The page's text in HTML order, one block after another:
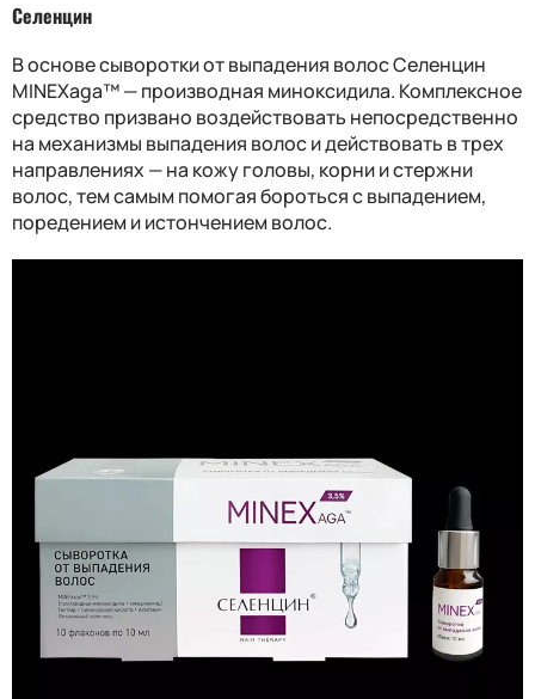
Селенцин
В основе сыворотки от выпадения волос Селенцин
MINEXaga™ — производная миноксидила. Комплексное
средство призвано воздействовать непосредственно
на механизмы выпадения волос и действовать в трех
направлениях — на кожу головы, корни и стержни
волос, тем самым помогая бороться с выпадением,
поредением и истончением волос.